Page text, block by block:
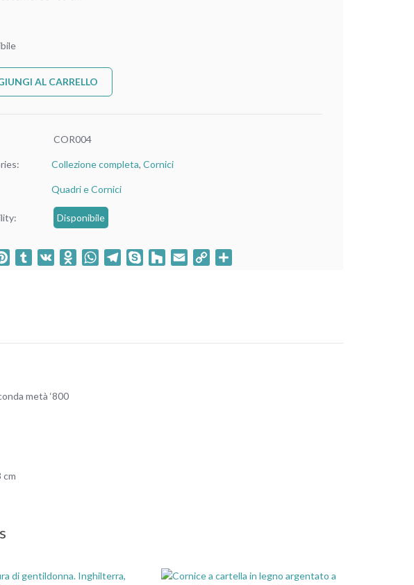
AL CARRELLO
COR004
Collezione completa, Cornici
Quadri e Cornici
Disponibile
PinterestTumblr
VK Odnoklassniki
WhatsAppTelegram
Skype HouzzEmail
Copy
metà ‘800
cm